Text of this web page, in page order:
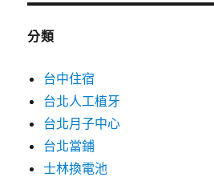
分類
台中住宿
台北人工植牙
台北月子中心
台北當鋪
士林換電池